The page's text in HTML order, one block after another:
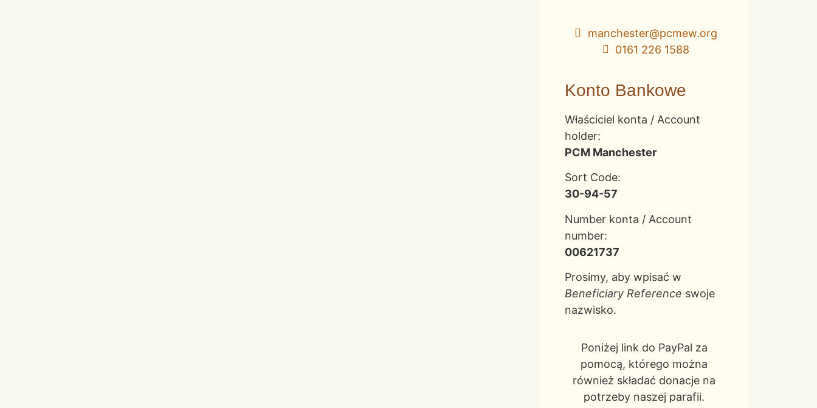
manchester@pcmew.org
0161 226 1588
Konto Bankowe
Właściciel konta / Account
holder:
PCM Manchester
Sort Code:
30-94-57
Number konta / Account
number:
00621737
Prosimy, aby wpisać w
Beneficiary Reference swoje
nazwisko.
Poniżej link do PayPal za
pomocą, którego można
również składać donacje na
potrzeby naszej parafii.